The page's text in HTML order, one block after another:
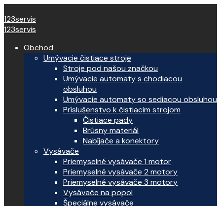
123servis
123servis
Obchod
Umývacie čistiace stroje
Stroje pod našou značkou
Umývacie automaty s chodiacou
obsluhou
Umývacie automaty so sediacou obsluhou
Príslušenstvo k čistiacim strojom
Čistiace pady
Brúsny materiál
Nabíjače a konektory
Vysávače
Priemyselné vysávače 1 motor
Priemyselné vysávače 2 motory
Priemyselné vysávače 3 motory
Vysávače na popol
Špeciálne vysávače